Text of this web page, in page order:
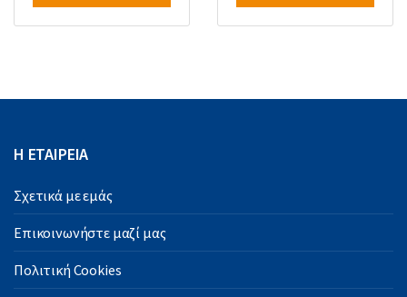
Η ΕΤΑΙΡΕΙΑ
Σχετικά με εμάς
Επικοινωνήστε μαζί μας
Πολιτική Cookies